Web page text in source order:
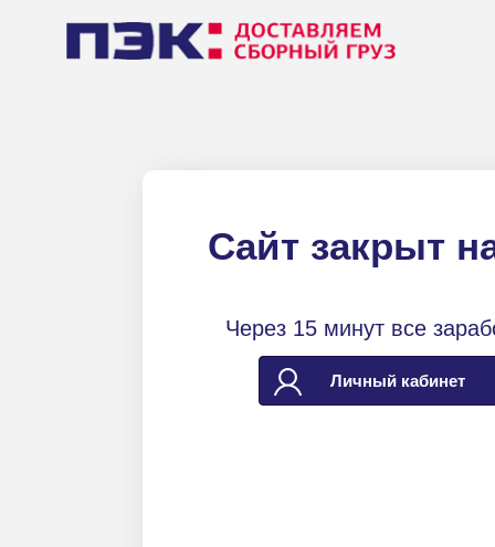
Сайт закрыт
Через 15 минут все
Личный кабинет